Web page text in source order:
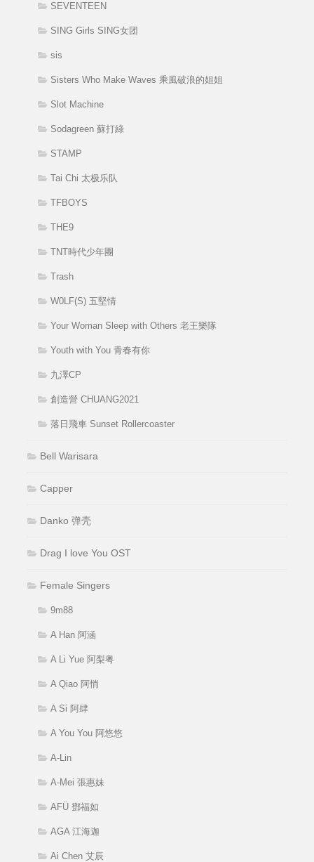
SEVENTEEN
SING Girls SING女团
sis
Sisters Who Make Waves 乘風破浪的姐姐
Slot Machine
Sodagreen 蘇打綠
STAMP
Tai Chi 太极乐队
TFBOYS
THE9
TNT時代少年團
Trash
W0LF(S) 五堅情
Your Woman Sleep with Others 老王樂隊
Youth with You 青春有你
九澤CP
創造營 CHUANG2021
落日飛車 Sunset Rollercoaster
Bell Warisara
Capper
Danko 弹壳
Drag I love You OST
Female Singers
9m88
A Han 阿涵
A Li Yue 阿梨粤
A Qiao 阿悄
A Si 阿肆
A You You 阿悠悠
A-Lin
A-Mei 張惠妹
AFÜ 鄧福如
AGA 江海迦
Ai Chen 艾辰